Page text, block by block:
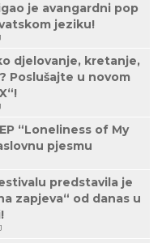
je avangardni pop
jeziku!
djelovanje, kretanje,
Poslušajte u novom
“Loneliness of My
pjesmu
predstavila je
zapjeva“ od danas u